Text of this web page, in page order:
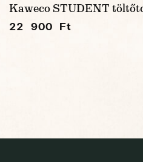
Kaweco STUDENT
22 900 Ft